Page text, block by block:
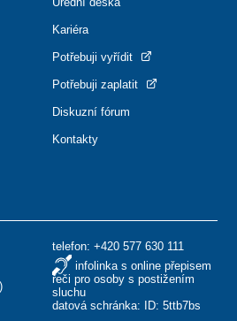
)
telefon: +420 577 630 111
infolinka s online přepisem
řeči pro osoby s postižením
sluchu
datová schránka: ID: 5ttb7bs
Kariéra
Potřebuji vyřídit
Potřebuji zaplatit
Diskuzní fórum
Kontakty